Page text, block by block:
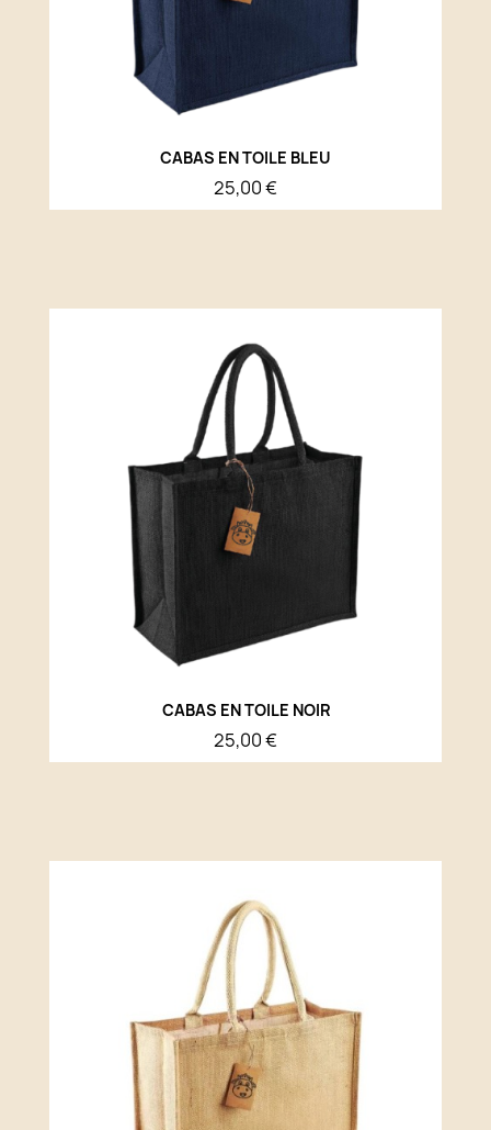
CABAS EN TOILE BLEU
25,00 €
CABAS EN TOILE NOIR
25,00 €